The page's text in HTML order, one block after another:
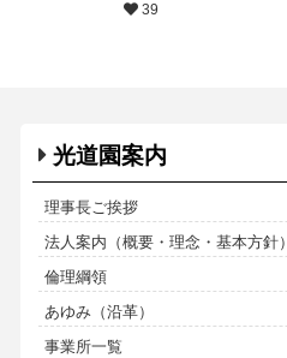
39
光道園案内
理事長ご挨拶
法人案内（概要・理念・基本方針）
倫理綱領
あゆみ（沿革）
事業所一覧